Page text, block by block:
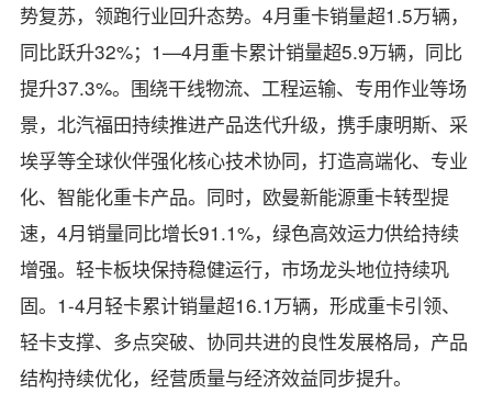
势复苏，领跑行业回升态势。4月重卡销量超1.5万辆，
同比跃升32%；1—4月重卡累计销量超5.9万辆，同比
提升37.3%。围绕干线物流、工程运输、专用作业等场
景，北汽福田持续推进产品迭代升级，携手康明斯、采
埃孚等全球伙伴强化核心技术协同，打造高端化、专业
化、智能化重卡产品。同时，欧曼新能源重卡转型提
速，4月销量同比增长91.1%，绿色高效运力供给持续
增强。轻卡板块保持稳健运行，市场龙头地位持续巩
固。1-4月轻卡累计销量超16.1万辆，形成重卡引领、
轻卡支撑、多点突破、协同共进的良性发展格局，产品
结构持续优化，经营质量与经济效益同步提升。